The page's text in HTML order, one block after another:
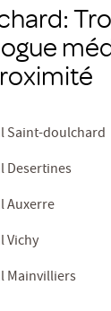
Saint-doulchard
Desertines
Auxerre
Vichy
Mainvilliers